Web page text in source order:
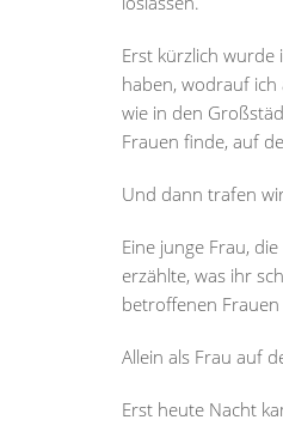
Erst kürzlich
haben, wodrauf
wie in den
Frauen finde, auf
Und dann trafen
Eine junge Frau,
erzählte, was ihr
betroffenen
Allein als Frau auf
Erst heute Nacht